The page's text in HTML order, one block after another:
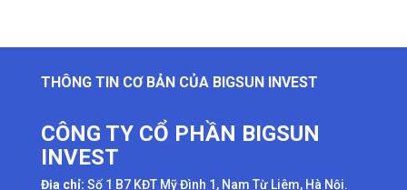
THÔNG TIN CƠ BẢN CỦA BIGSUN INVEST
CÔNG TY CỔ PHẦN BIGSUN
INVEST
Địa chỉ: Số 1 B7 KĐT Mỹ Đình 1, Nam Từ Liêm, Hà Nội.